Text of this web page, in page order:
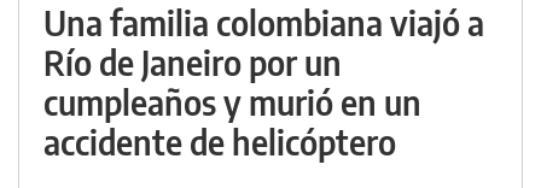
Una familia colombiana viajó a
Río de Janeiro por un
cumpleaños y murió en un
accidente de helicóptero